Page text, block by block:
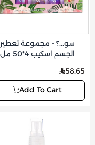
سو...؟ - مجموعة تعطير
الجسم اسكيب 4*50 مل
58.65
Add To Cart